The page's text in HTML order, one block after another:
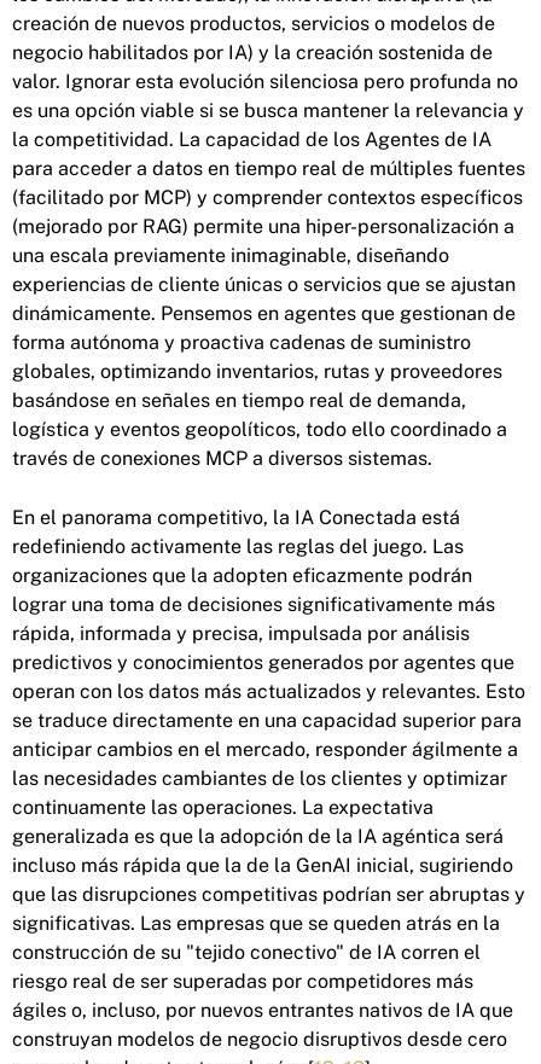
creación de nuevos productos, servicios o modelos de
negocio habilitados por IA) y la creación sostenida de
valor. Ignorar esta evolución silenciosa pero profunda no
es una opción viable si se busca mantener la relevancia y
la competitividad. La capacidad de los Agentes de IA
para acceder a datos en tiempo real de múltiples fuentes
(facilitado por MCP) y comprender contextos específicos
(mejorado por RAG) permite una hiper-personalización a
una escala previamente inimaginable, diseñando
experiencias de cliente únicas o servicios que se ajustan
dinámicamente. Pensemos en agentes que gestionan de
forma autónoma y proactiva cadenas de suministro
globales, optimizando inventarios, rutas y proveedores
basándose en señales en tiempo real de demanda,
logística y eventos geopolíticos, todo ello coordinado a
través de conexiones MCP a diversos sistemas.
En el panorama competitivo, la IA Conectada está
redefiniendo activamente las reglas del juego. Las
organizaciones que la adopten eficazmente podrán
lograr una toma de decisiones significativamente más
rápida, informada y precisa, impulsada por análisis
predictivos y conocimientos generados por agentes que
operan con los datos más actualizados y relevantes. Esto
se traduce directamente en una capacidad superior para
anticipar cambios en el mercado, responder ágilmente a
las necesidades cambiantes de los clientes y optimizar
continuamente las operaciones. La expectativa
generalizada es que la adopción de la IA agéntica será
incluso más rápida que la de la GenAI inicial, sugiriendo
que las disrupciones competitivas podrían ser abruptas y
significativas. Las empresas que se queden atrás en la
construcción de su "tejido conectivo" de IA corren el
riesgo real de ser superadas por competidores más
ágiles o, incluso, por nuevos entrantes nativos de IA que
construyan modelos de negocio disruptivos desde cero